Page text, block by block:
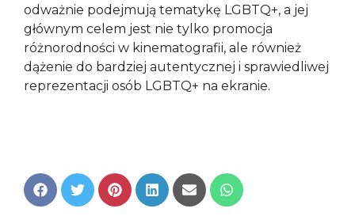
odważnie podejmują tematykę LGBTQ+, a jej
głównym celem jest nie tylko promocja
różnorodności w kinematografii, ale również
dążenie do bardziej autentycznej i sprawiedliwej
reprezentacji osób LGBTQ+ na ekranie.
Share
on
Share
on
Share
on
Share
on
Share
on
Share
on